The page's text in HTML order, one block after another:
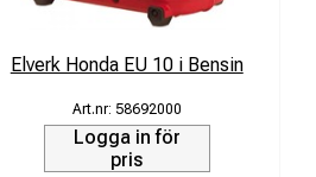
Elverk Honda EU 10 i Bensin
58692000
Logga in för
pris